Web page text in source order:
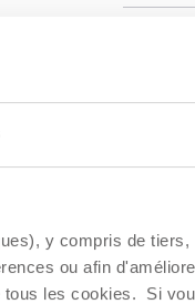
y compris de
ou afin
les cookies. Si